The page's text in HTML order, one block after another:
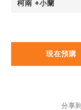
現在預購
分享到